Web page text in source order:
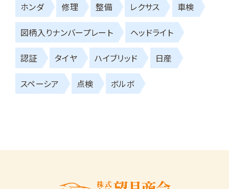
ホンダ 修理 整備 レクサス 車検
図柄入りナンバープレート ヘッドライト
認証 タイヤ ハイブリッド 日産
スペーシア 点検 ボルボ